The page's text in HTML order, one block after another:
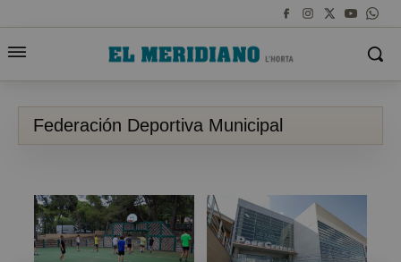
Federación Deportiva Municipal